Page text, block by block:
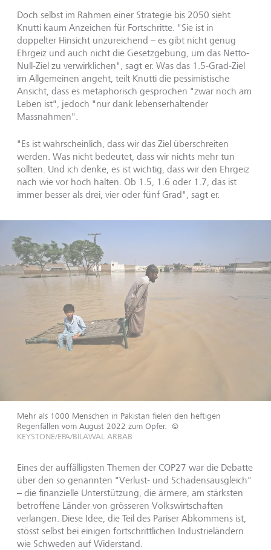
Doch selbst im Rahmen einer Strategie bis 2050 sieht
Knutti kaum Anzeichen für Fortschritte. "Sie ist in
doppelter Hinsicht unzureichend – es gibt nicht genug
Ehrgeiz und auch nicht die Gesetzgebung, um das Netto-
Null-Ziel zu verwirklichen", sagt er. Was das 1.5-Grad-Ziel
im Allgemeinen angeht, teilt Knutti die pessimistische
Ansicht, dass es metaphorisch gesprochen "zwar noch am
Leben ist", jedoch "nur dank lebenserhaltender
Massnahmen".
"Es ist wahrscheinlich, dass wir das Ziel überschreiten
werden. Was nicht bedeutet, dass wir nichts mehr tun
sollten. Und ich denke, es ist wichtig, dass wir den Ehrgeiz
nach wie vor hoch halten. Ob 1.5, 1.6 oder 1.7, das ist
immer besser als drei, vier oder fünf Grad", sagt er.
Mehr als 1000 Menschen in Pakistan fielen den heftigen
Regenfällen vom August 2022 zum Opfer.
©
KEYSTONE/EPA/BILAWAL ARBAB
Eines der auffälligsten Themen der COP27 war die Debatte
über den so genannten "Verlust- und Schadensausgleich"
– die finanzielle Unterstützung, die ärmere, am stärksten
betroffene Länder von grösseren Volkswirtschaften
verlangen. Diese Idee, die Teil des Pariser Abkommens ist,
stösst selbst bei einigen fortschrittlichen Industrieländern
wie Schweden auf Widerstand.